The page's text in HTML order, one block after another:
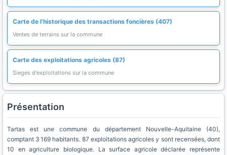
Carte de l'historique des transactions foncières (407)
Ventes de terrains sur la commune
Carte des exploitations agricoles (87)
Sieges d'exploitations sur la commune
Présentation
Tartas est une commune du département Nouvelle-Aquitaine (40),
comptant 3 169 habitants. 87 exploitations agricoles y sont recensées, dont
10 en agriculture biologique. La surface agricole déclarée représente